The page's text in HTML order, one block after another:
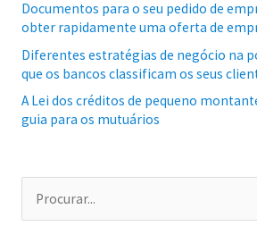
Documentos para o seu pedido de
obter rapidamente uma oferta de
Diferentes estratégias de negócio na
que os bancos classificam os seus
A Lei dos créditos de pequeno
guia para os mutuários
r